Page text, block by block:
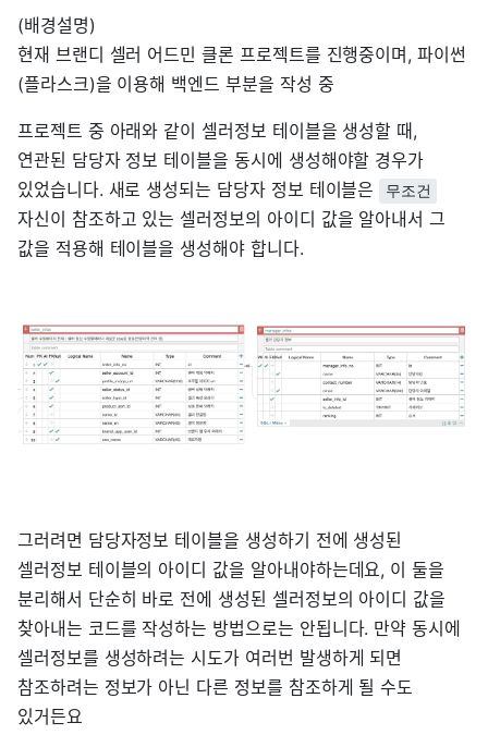
(배경설명)
현재 브랜디 셀러 어드민 클론 프로젝트를 진행중이며, 파이썬
(플라스크)을 이용해 백엔드 부분을 작성 중
프로젝트 중 아래와 같이 셀러정보 테이블을 생성할 때,
연관된 담당자 정보 테이블을 동시에 생성해야할 경우가
있었습니다. 새로 생성되는 담당자 정보 테이블은
무조건
자신이 참조하고 있는 셀러정보의 아이디 값을 알아내서 그
값을 적용해 테이블을 생성해야 합니다.
그러려면 담당자정보 테이블을 생성하기 전에 생성된
셀러정보 테이블의 아이디 값을 알아내야하는데요, 이 둘을
분리해서 단순히 바로 전에 생성된 셀러정보의 아이디 값을
찾아내는 코드를 작성하는 방법으로는 안됩니다. 만약 동시에
셀러정보를 생성하려는 시도가 여러번 발생하게 되면
참조하려는 정보가 아닌 다른 정보를 참조하게 될 수도
있거든요